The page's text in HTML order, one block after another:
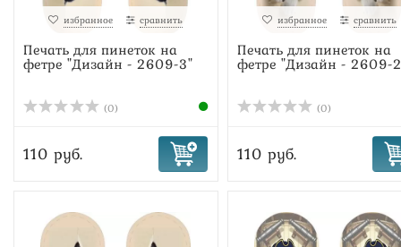
избранное сравнить
Печать для пинеток на
фетре "Дизайн - 2609-3"
(0)
110 руб.
избранное сравнить
Печать для пинеток на
фетре "Дизайн - 2609-
(0)
110 руб.